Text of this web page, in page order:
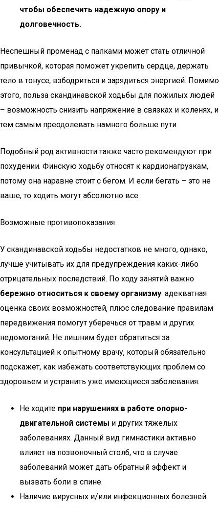
чтобы обеспечить надежную опору и
долговечность.
Неспешный променад с палками может стать отличной
привычкой, которая поможет укрепить сердце, держать
тело в тонусе, взбодриться и зарядиться энергией. Помимо
этого, польза скандинавской ходьбы для пожилых людей
– возможность снизить напряжение в связках и коленях, и
тем самым преодолевать намного больше пути.
Подобный род активности также часто рекомендуют при
похудении. Финскую ходьбу относят к кардионагрузкам,
потому она наравне стоит с бегом. И если бегать – это не
ваше, то ходить могут абсолютно все.
Возможные противопоказания
У скандинавской ходьбы недостатков не много, однако,
лучше учитывать их для предупреждения каких-либо
отрицательных последствий. По ходу занятий важно
бережно относиться к своему организму: адекватная
оценка своих возможностей, плюс следование правилам
передвижения помогут уберечься от травм и других
недомоганий. Не лишним будет обратиться за
консультацией к опытному врачу, который обязательно
подскажет, как избежать соответствующих проблем со
здоровьем и устранить уже имеющиеся заболевания.
Не ходите при нарушениях в работе опорно-
двигательной системы и других тяжелых
заболеваниях. Данный вид гимнастики активно
влияет на позвоночный столб, что в случае
заболеваний может дать обратный эффект и
вызвать боли в спине.
Наличие вирусных и/или инфекционных болезней